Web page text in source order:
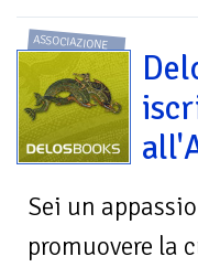
ASSOCIAZIONE
Sei un
promuovere la